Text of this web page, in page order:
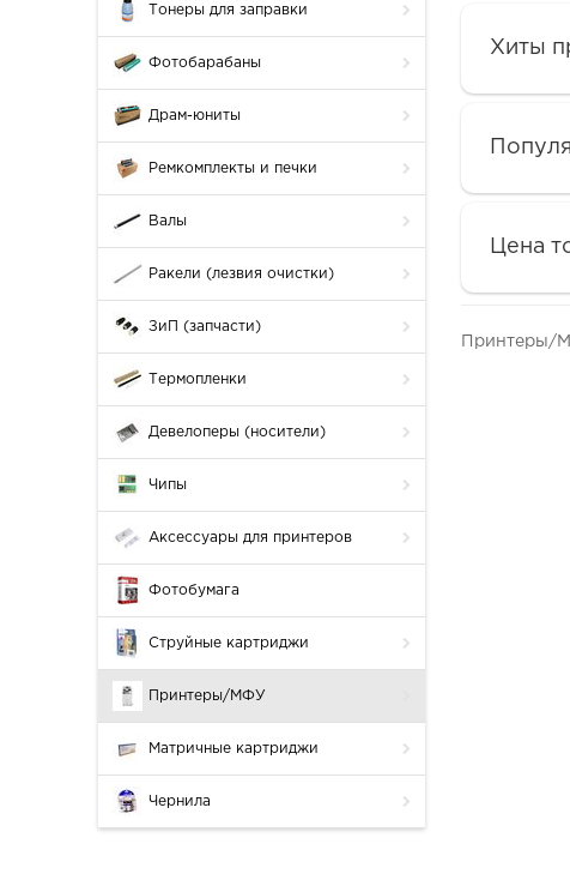
Тонеры для заправки
Фотобарабаны
Драм-юниты
Ремкомплекты и печки
Валы
Ракели (лезвия очистки)
ЗиП (запчасти)
Термопленки
Девелоперы (носители)
Чипы
Аксессуары для принтеров
Фотобумага
Струйные картриджи
Принтеры/МФУ
Матричные картриджи
Чернила
Хиты
Цена
Принтеры/